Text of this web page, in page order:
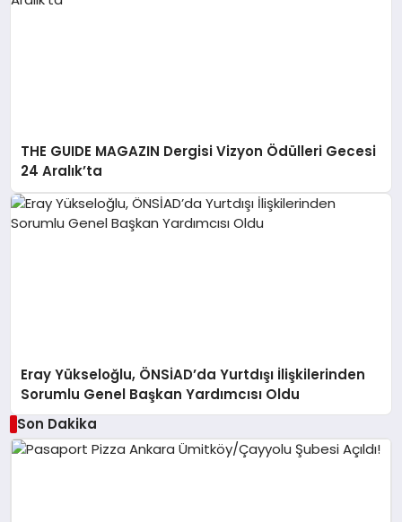
THE GUIDE MAGAZIN Dergisi Vizyon Ödülleri Gecesi
24 Aralık’ta
Eray Yükseloğlu, ÖNSİAD’da Yurtdışı İlişkilerinden
Sorumlu Genel Başkan Yardımcısı Oldu
Son Dakika